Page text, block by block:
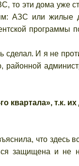
то эти дома уже
АЗС или жилые
программы
И я не
квартала», т.к.
что здесь
защищена и не